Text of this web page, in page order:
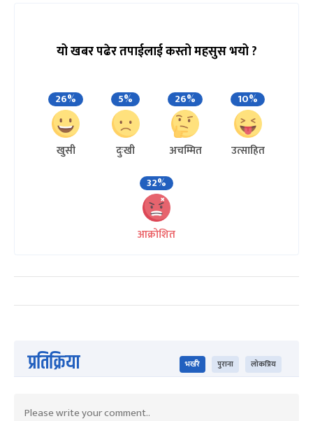
यो खबर पढेर तपाईलाई कस्तो महसुस भयो ?
26%
खुसी
5%
दुःखी
26%
अचम्मित
10%
उत्साहित
32%
आक्रोशित
प्रतिक्रिया भर्खरै पुराना लोकप्रिय